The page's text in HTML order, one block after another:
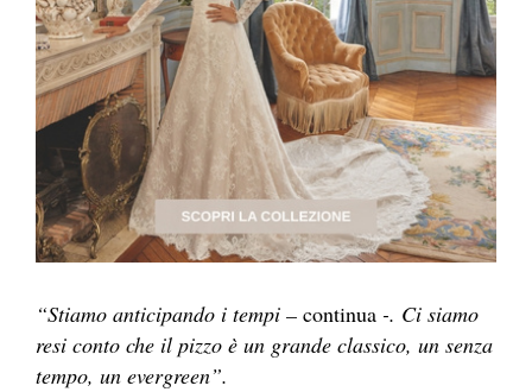
“Stiamo anticipando i tempi – continua -. Ci siamo
resi conto che il pizzo è un grande classico, un senza
tempo, un evergreen”.